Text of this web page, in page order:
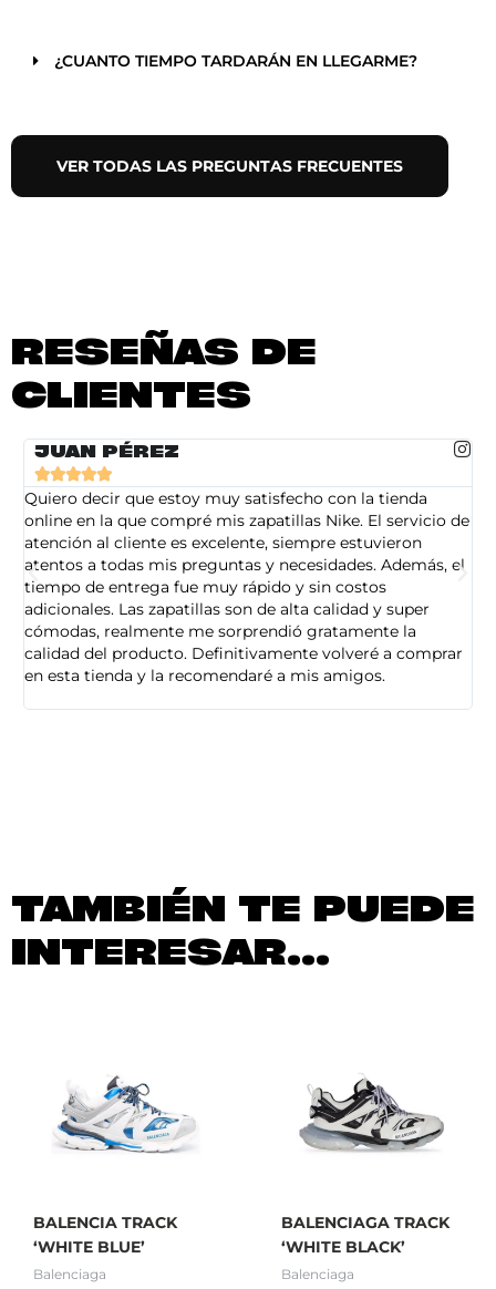
¿CUANTO TIEMPO TARDARÁN EN LLEGARME?
VER TODAS LAS PREGUNTAS FRECUENTES
RESEÑAS DE
CLIENTES
JUAN PÉREZ

Quiero decir que estoy muy satisfecho con la tienda
online en la que compré mis zapatillas Nike. El servicio de
atención al cliente es excelente, siempre estuvieron
atentos a todas mis preguntas y necesidades. Además, el
tiempo de entrega fue muy rápido y sin costos
adicionales. Las zapatillas son de alta calidad y super
cómodas, realmente me sorprendió gratamente la
calidad del producto. Definitivamente volveré a comprar
en esta tienda y la recomendaré a mis amigos.
TAMBIÉN TE PUEDE
INTERESAR...
BALENCIA TRACK
‘WHITE BLUE’
Balenciaga
BALENCIAGA TRACK
‘WHITE BLACK’
Balenciaga